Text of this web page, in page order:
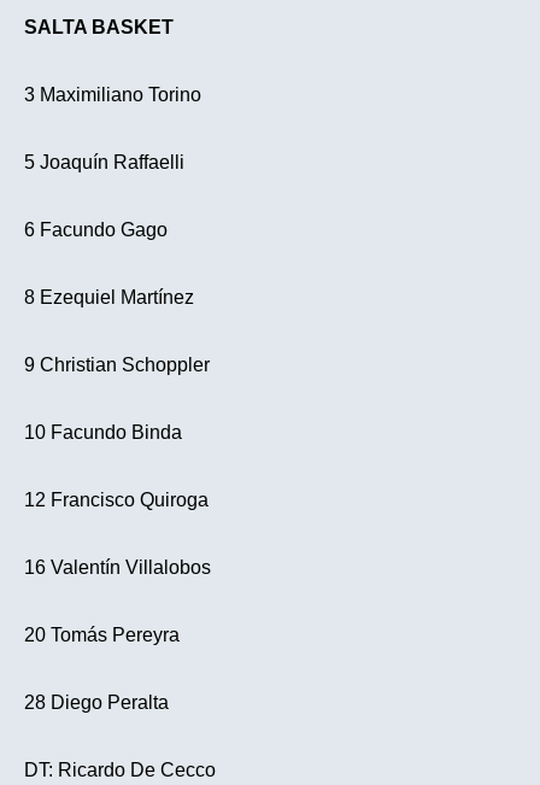
SALTA BASKET
3 Maximiliano Torino
5 Joaquín Raffaelli
6 Facundo Gago
8 Ezequiel Martínez
9 Christian Schoppler
10 Facundo Binda
12 Francisco Quiroga
16 Valentín Villalobos
20 Tomás Pereyra
28 Diego Peralta
DT: Ricardo De Cecco